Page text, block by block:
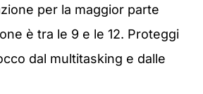
per la maggior parte
è tra le 9 e le 12. Proteggi
dal multitasking e dalle